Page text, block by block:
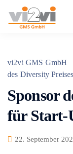
vi2vi GMS GmbH
des Diversity
Sponsor
für Start-
22. September